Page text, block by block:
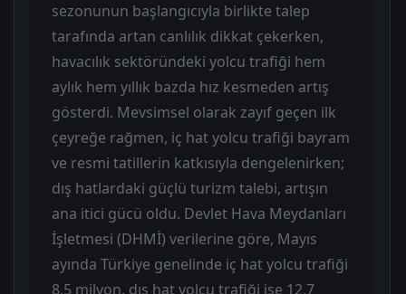
sezonunun başlangıcıyla birlikte talep
tarafında artan canlılık dikkat çekerken,
havacılık sektöründeki yolcu trafiği hem
aylık hem yıllık bazda hız kesmeden artış
gösterdi. Mevsimsel olarak zayıf geçen ilk
çeyreğe rağmen, iç hat yolcu trafiği bayram
ve resmi tatillerin katkısıyla dengelenirken;
dış hatlardaki güçlü turizm talebi, artışın
ana itici gücü oldu. Devlet Hava Meydanları
İşletmesi (DHMİ) verilerine göre, Mayıs
ayında Türkiye genelinde iç hat yolcu trafiği
8,5 milyon, dış hat yolcu trafiği ise 12,7